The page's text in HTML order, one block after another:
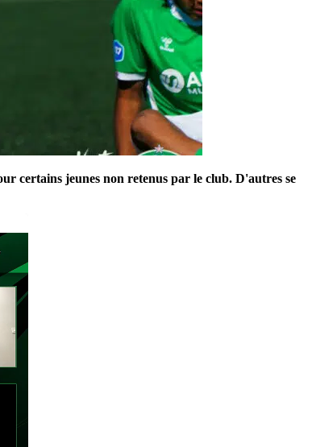
certains jeunes non retenus par le club. D'autres se